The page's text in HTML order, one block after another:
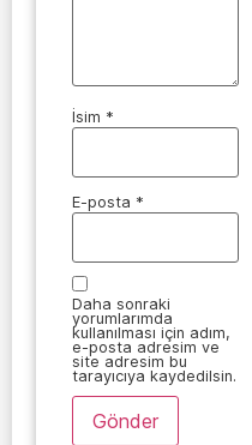
İsim *
E-posta *
Daha sonraki
yorumlarımda
kullanılması için adım,
e-posta adresim ve
site adresim bu
tarayıcıya kaydedilsin.